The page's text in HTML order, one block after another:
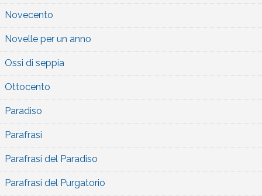
Novecento
Novelle per un anno
Ossi di seppia
Ottocento
Paradiso
Parafrasi
Parafrasi del Paradiso
Parafrasi del Purgatorio